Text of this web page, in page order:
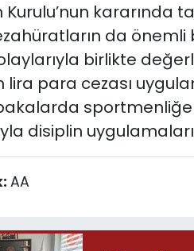
Kurulu’nun kararında
da
birlikte
lira para cezası
sportmenliğe
disiplin
AA